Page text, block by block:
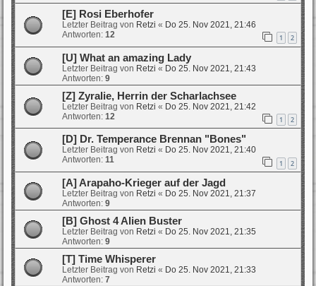
[E] Rosi Eberhofer
Letzter Beitrag von Retzi « Do 25. Nov 2021, 21:46
Antworten: 12 1 2
[U] What an amazing Lady
Letzter Beitrag von Retzi « Do 25. Nov 2021, 21:43
Antworten: 9
[Z] Zyralie, Herrin der Scharlachsee
Letzter Beitrag von Retzi « Do 25. Nov 2021, 21:42
Antworten: 12 1 2
[D] Dr. Temperance Brennan "Bones"
Letzter Beitrag von Retzi « Do 25. Nov 2021, 21:40
Antworten: 11 1 2
[A] Arapaho-Krieger auf der Jagd
Letzter Beitrag von Retzi « Do 25. Nov 2021, 21:37
Antworten: 9
[B] Ghost 4 Alien Buster
Letzter Beitrag von Retzi « Do 25. Nov 2021, 21:35
Antworten: 9
[T] Time Whisperer
Letzter Beitrag von Retzi « Do 25. Nov 2021, 21:33
Antworten: 7